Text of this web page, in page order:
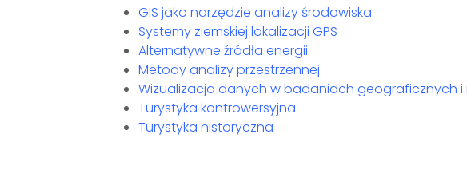
GIS jako narzędzie analizy środowiska
Systemy ziemskiej lokalizacji GPS
Alternatywne źródła energii
Metody analizy przestrzennej
Wizualizacja danych w badaniach geograficznych
Turystyka kontrowersyjna
Turystyka historyczna